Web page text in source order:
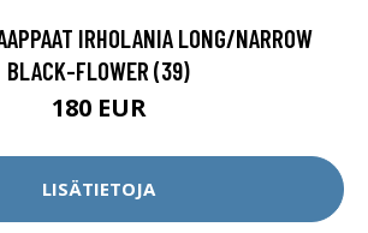
IRHOLANIA LONG/NARROW
BLACK-FLOWER (39)
180 EUR
LISÄTIETOJA